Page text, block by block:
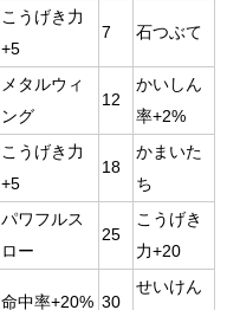
こうげき力
+5
7 石つぶて
メタルウィ
ング
12
かいしん
率+2%
こうげき力
+5
18
かまいた
ち
パワフルス
ロー
25
こうげき
力+20
命中率+20% 30
せいけん